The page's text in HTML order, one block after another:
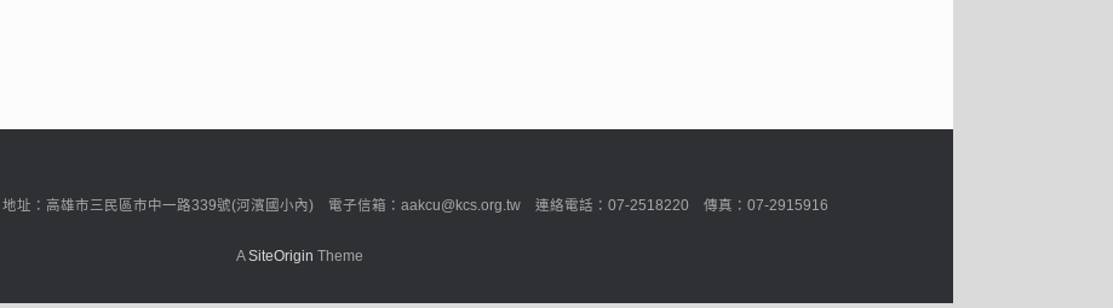
址：高雄市三民區市中一路339號(河濱國小內) 電子信箱：aakcu@kcs.org.tw 連絡電話：07-2518220 傳真：07-2915916
ASiteOrigin Theme